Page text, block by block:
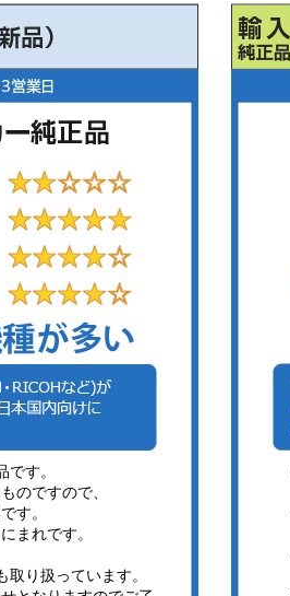
す。
のですので、
す。
まれです。
り扱っています。